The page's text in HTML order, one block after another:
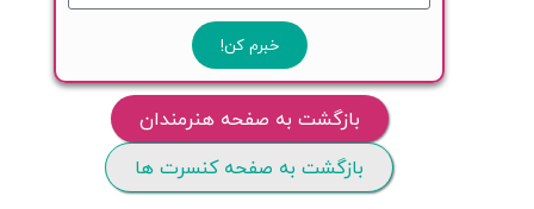
خبرم کن!
بازگشت به صفحه هنرمندان
بازگشت به صفحه کنسرت ها